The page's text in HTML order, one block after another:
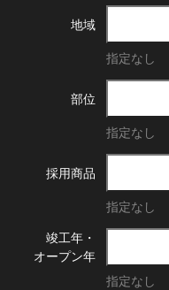
地域
指定なし
部位
指定なし
採用商品
指定なし
竣工年・
オープン年
指定なし